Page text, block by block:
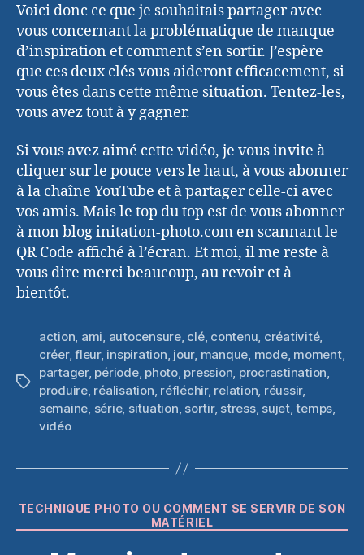
Voici donc ce que je souhaitais partager avec
vous concernant la problématique de manque
d’inspiration et comment s’en sortir. J’espère
que ces deux clés vous aideront efficacement, si
vous êtes dans cette même situation. Tentez-les,
vous avez tout à y gagner.
Si vous avez aimé cette vidéo, je vous invite à
cliquer sur le pouce vers le haut, à vous abonner
à la chaîne YouTube et à partager celle-ci avec
vos amis. Mais le top du top est de vous abonner
à mon blog initation-photo.com en scannant le
QR Code affiché à l’écran. Et moi, il me reste à
vous dire merci beaucoup, au revoir et à
bientôt.
Étiquettes
action, ami, autocensure, clé, contenu, créativité,
créer,fleur, inspiration, jour, manque, mode, moment,
partager, période, photo, pression, procrastination,
produire, réalisation, réfléchir, relation, réussir,
semaine, série, situation, sortir, stress, sujet,temps,
vidéo
Catégories
TECHNIQUE PHOTO OU COMMENT SE SERVIR DE SON
MATÉRIEL